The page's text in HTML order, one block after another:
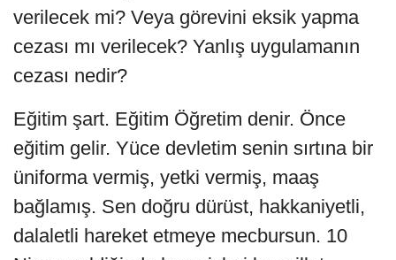
verilecek mi? Veya görevini eksik yapma
cezası mı verilecek? Yanlış uygulamanın
cezası nedir?
Eğitim şart. Eğitim Öğretim denir. Önce
eğitim gelir. Yüce devletim senin sırtına bir
üniforma vermiş, yetki vermiş, maaş
bağlamış. Sen doğru dürüst, hakkaniyetli,
dalaletli hareket etmeye mecbursun. 10